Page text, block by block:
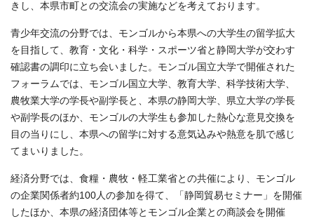
きし、本県市町との交流会の実施などを考えております。
青少年交流の分野では、モンゴルから本県への大学生の留学拡大
を目指して、教育・文化・科学・スポーツ省と静岡大学が交わす
確認書の調印に立ち会いました。モンゴル国立大学で開催された
フォーラムでは、モンゴル国立大学、教育大学、科学技術大学、
農牧業大学の学長や副学長と、本県の静岡大学、県立大学の学長
や副学長のほか、モンゴルの大学生も参加した熱心な意見交換を
目の当りにし、本県への留学に対する意気込みや熱意を肌で感じ
てまいりました。
経済分野では、食糧・農牧・軽工業省との共催により、モンゴル
の企業関係者約100人の参加を得て、「静岡貿易セミナー」を開催
したほか、本県の経済団体等とモンゴル企業との商談会を開催